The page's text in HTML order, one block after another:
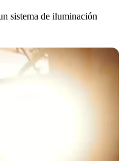
sistema de iluminación